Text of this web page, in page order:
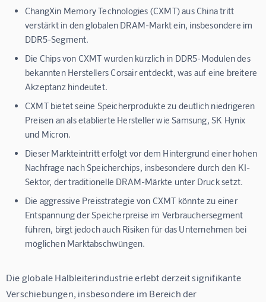
ChangXin Memory Technologies (CXMT) aus China tritt
verstärkt in den globalen DRAM-Markt ein, insbesondere im
DDR5-Segment.
Die Chips von CXMT wurden kürzlich in DDR5-Modulen des
bekannten Herstellers Corsair entdeckt, was auf eine breitere
Akzeptanz hindeutet.
CXMT bietet seine Speicherprodukte zu deutlich niedrigeren
Preisen an als etablierte Hersteller wie Samsung, SK Hynix
und Micron.
Dieser Markteintritt erfolgt vor dem Hintergrund einer hohen
Nachfrage nach Speicherchips, insbesondere durch den KI-
Sektor, der traditionelle DRAM-Märkte unter Druck setzt.
Die aggressive Preisstrategie von CXMT könnte zu einer
Entspannung der Speicherpreise im Verbrauchersegment
führen, birgt jedoch auch Risiken für das Unternehmen bei
möglichen Marktabschwüngen.
Die globale Halbleiterindustrie erlebt derzeit signifikante
Verschiebungen, insbesondere im Bereich der